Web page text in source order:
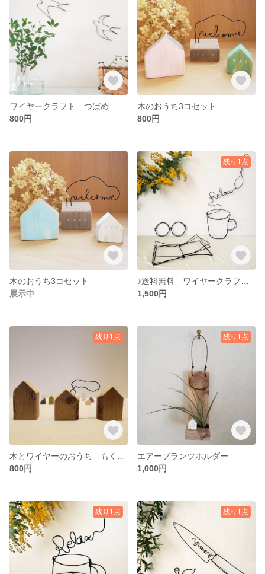
ワイヤークラフト つばめ
800円
木のおうち3コセット
800円
木のおうち3コセット
展示中
残り1点
1,500円
残り1点
800円
残り1点
エアープランツホルダー
1,000円
残り1点 残り1点